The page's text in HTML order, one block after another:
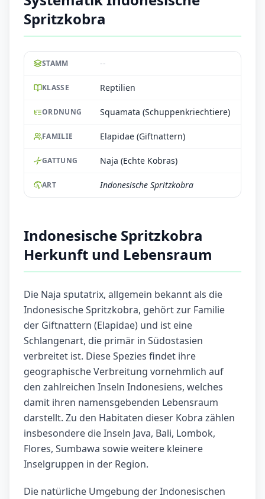
Spritzkobra
STAMM --
KLASSE Reptilien
ORDNUNG Squamata (Schuppenkriechtiere)
FAMILIE Elapidae (Giftnattern)
GATTUNG Naja (Echte Kobras)
ART Indonesische Spritzkobra
Indonesische Spritzkobra
Herkunft und Lebensraum
Die Naja sputatrix, allgemein bekannt als die
Indonesische Spritzkobra, gehört zur Familie
der Giftnattern (Elapidae) und ist eine
Schlangenart, die primär in Südostasien
verbreitet ist. Diese Spezies findet ihre
geographische Verbreitung vornehmlich auf
den zahlreichen Inseln Indonesiens, welches
damit ihren namensgebenden Lebensraum
darstellt. Zu den Habitaten dieser Kobra zählen
insbesondere die Inseln Java, Bali, Lombok,
Flores, Sumbawa sowie weitere kleinere
Inselgruppen in der Region.
Die natürliche Umgebung der Indonesischen